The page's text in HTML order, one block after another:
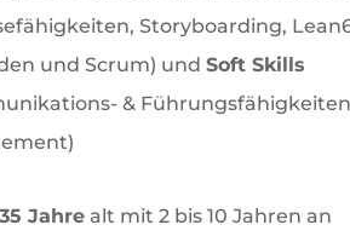
Storyboarding,
und Scrum) und Soft Skills
&
Jahrealt mit 2 bis 10 Jahren an